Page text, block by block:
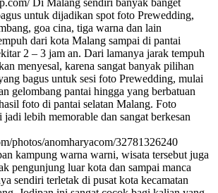
untuk dijadikan spot foto Prewedding,
goa cina, tiga warna dan lain
dari kota Malang sampai di pantai
2 – 3 jam an. Dari lamanya jarak tempuh
menyesal, karena sangat banyak pilihan
bagus untuk sesi foto Prewedding, mulai
gelombang pantai hingga yang berbatuan
foto di pantai selatan Malang. Foto
lebih memorable dan sangat berkesan
photos/anomharyacom/32781326240
kampung warna warni, wisata tersebut juga
pengunjung luar kota dan sampai manca
sendiri terletak di pusat kota kecamatan